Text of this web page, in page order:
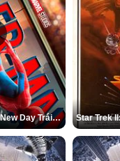
Spider-Man: Brand New Day Tráiler (3)